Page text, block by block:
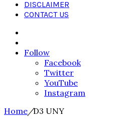
DISCLAIMER
CONTACT US
Follow
Facebook
Twitter
YouTube
Instagram
Home/D3 UNY